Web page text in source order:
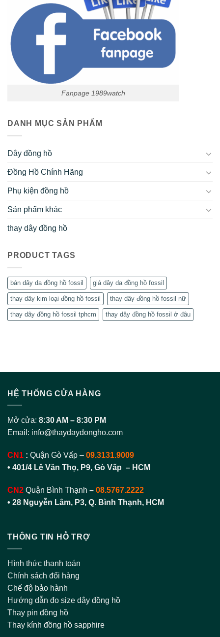
Fanpage 1989watch
DANH MỤC SẢN PHẨM
Dây đồng hồ
Đồng Hồ Chính Hãng
Phụ kiện đồng hồ
Sản phẩm khác
thay dây đồng hồ
PRODUCT TAGS
bán dây da đồng hồ fossil giá dây da đồng hồ fossil
thay dây kim loại đồng hồ fossil thay dây đồng hồ fossil nữ
thay dây đồng hồ fossil tphcm thay dây đồng hồ fossil ở đâu
HỆ THỐNG CỬA HÀNG
Mở cửa: 8:30 AM – 8:30 PM
Email: info@thaydaydongho.com
CN1 : Quận Gò Vấp – 09.3131.9009
• 401/4 Lê Văn Thọ, P9, Gò Vấp – HCM
CN2 Quận Bình Thạnh – 08.5767.2222
• 28 Nguyễn Lâm, P3, Q. Bình Thạnh, HCM
THÔNG TIN HỖ TRỢ
Hình thức thanh toán
Chính sách đổi hàng
Chế độ bảo hành
Hướng dẫn đo size dây đồng hồ
Thay pin đồng hồ
Thay kính đồng hồ sapphire